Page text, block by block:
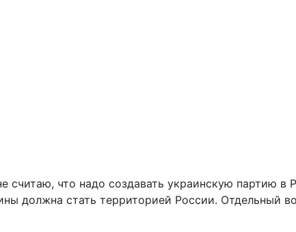
считаю, что надо создавать украинскую партию
должна стать территорией России. Отдельный